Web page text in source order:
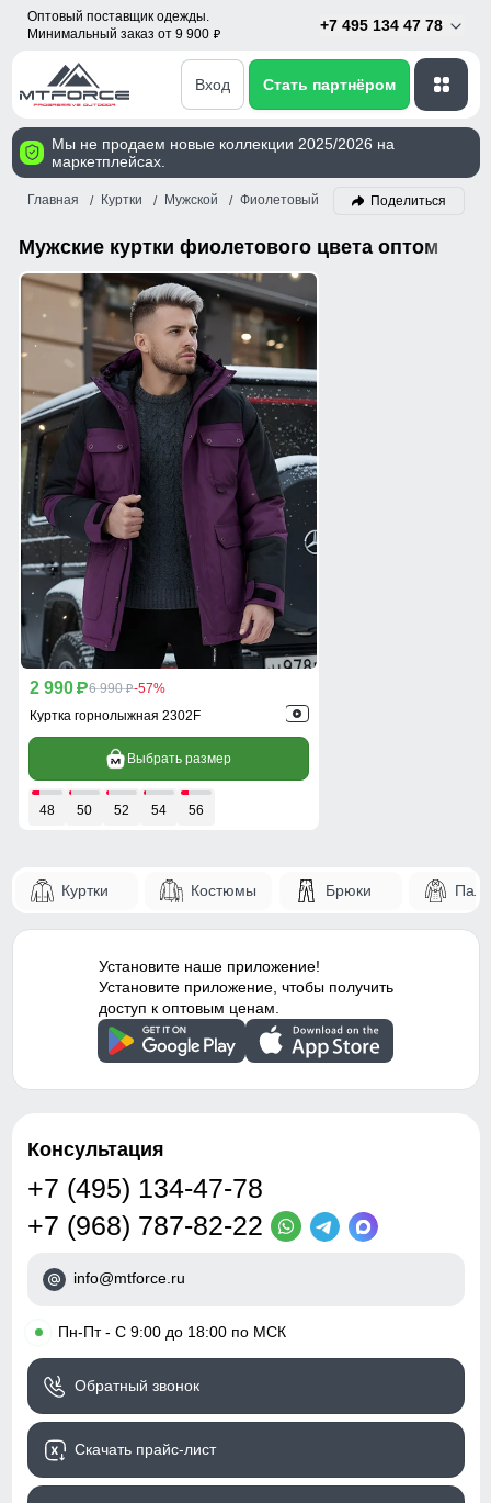
Оптовый поставщик одежды.
Минимальный заказ от 9 900 p
+7 495 134 47 78
Вход Стать партнёром
Мы не продаем новые коллекции 2025/2026 на
маркетплейсах.
Главная Куртки Мужской Фиолетовый Поделиться
Мужские куртки фиолетового цвета оптом
2 990 p6 990 p-57%
Куртка горнолыжная 2302F
Выбрать размер
48 50 52 54 56
Куртки Костюмы Брюки
Установите наше приложение!
Установите приложение, чтобы получить
доступ к оптовым ценам.
Консультация
+7 (495) 134-47-78
+7 (968) 787-82-22
info@mtforce.ru
• Пн-Пт - С 9:00 до 18:00 по МСК
Обратный звонок
Скачать прайс-лист